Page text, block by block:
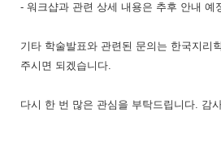
- 워크샵과 관련 상세 내용은 추후 안내 예
기타 학술발표와 관련된 문의는 한국지리
주시면 되겠습니다.
다시 한 번 많은 관심을 부탁드립니다. 감